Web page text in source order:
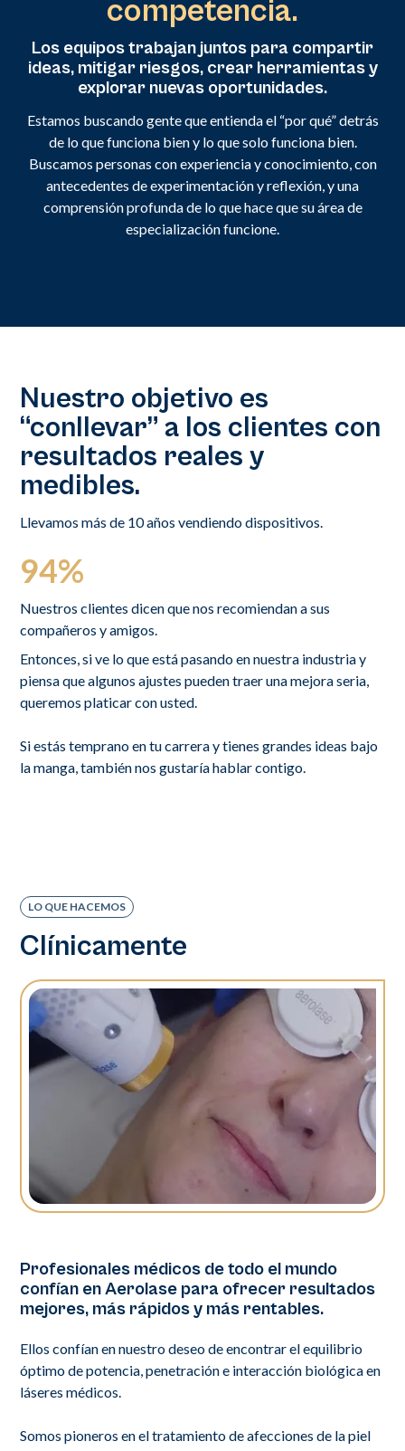
competencia.
Los equipos trabajan juntos para compartir
ideas, mitigar riesgos, crear herramientas y
explorar nuevas oportunidades.
Estamos buscando gente que entienda el “por qué” detrás
de lo que funciona bien y lo que solo funciona bien.
Buscamos personas con experiencia y conocimiento, con
antecedentes de experimentación y reflexión, y una
comprensión profunda de lo que hace que su área de
especialización funcione.
Nuestro objetivo es
“conllevar” a los clientes con
resultados reales y
medibles.
Llevamos más de 10 años vendiendo dispositivos.
94%
Nuestros clientes dicen que nos recomiendan a sus
compañeros y amigos.
Entonces, si ve lo que está pasando en nuestra industria y
piensa que algunos ajustes pueden traer una mejora seria,
queremos platicar con usted.
Si estás temprano en tu carrera y tienes grandes ideas bajo
la manga, también nos gustaría hablar contigo.
LO QUE HACEMOS
Clínicamente
Profesionales médicos de todo el mundo
confían en Aerolase para ofrecer resultados
mejores, más rápidos y más rentables.
Ellos confían en nuestro deseo de encontrar el equilibrio
óptimo de potencia, penetración e interacción biológica en
láseres médicos.
Somos pioneros en el tratamiento de afecciones de la piel